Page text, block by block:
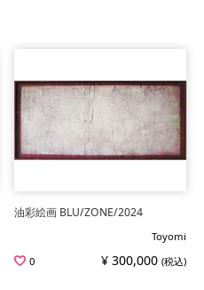
油彩絵画 BLU/ZONE/2024
Toyomi
0
¥ 300,000 (税込)